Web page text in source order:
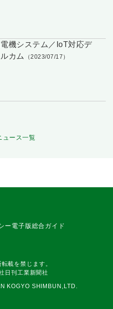
機システム／IoT対応デ
カム
（2023/07/17）
ース一覧
ー 電子版総合ガイド
載を禁じます。
日刊工業新聞社
KOGYO SHIMBUN,LTD.